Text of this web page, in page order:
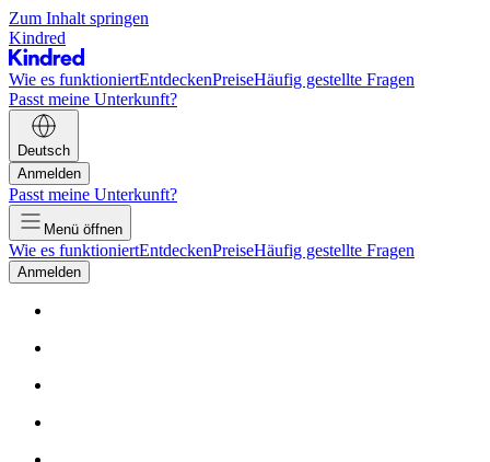
Zum Inhalt springen
Kindred
Wie es funktioniertEntdeckenPreiseHäufig gestellte Fragen
Passt meine Unterkunft?
Deutsch
Anmelden
Passt meine Unterkunft?
Menü öffnen
Wie es funktioniertEntdeckenPreiseHäufig gestellte Fragen
Anmelden